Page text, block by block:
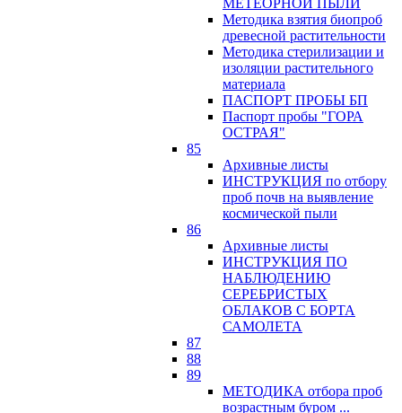
МЕТЕОРНОЙ ПЫЛИ
Методика взятия биопроб
древесной растительности
Методика стерилизации и
изоляции растительного
материала
ПАСПОРТ ПРОБЫ БП
Паспорт пробы "ГОРА
ОСТРАЯ"
85
Архивные листы
ИНСТРУКЦИЯ по отбору
проб почв на выявление
космической пыли
86
Архивные листы
ИНСТРУКЦИЯ ПО
НАБЛЮДЕНИЮ
СЕРЕБРИСТЫХ
ОБЛАКОВ С БОРТА
САМОЛЕТА
87
88
89
МЕТОДИКА отбора проб
возрастным буром ...